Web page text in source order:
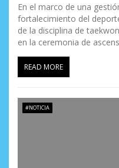
En el marco de una
fortalecimiento del
de la disciplina de
en la ceremonia de
READ MORE
#NOTICIA